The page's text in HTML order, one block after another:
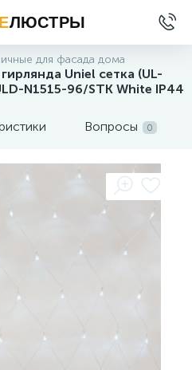
ЛЮСТРЫ
для фасада дома
Uniel сетка (UL-
N1515-96/STK White IP44
Вопросы 0